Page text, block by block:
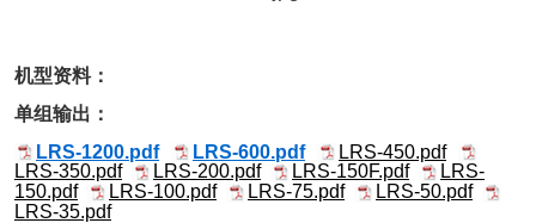
机型资料：
单组输出：
LRS-1200.pdf
LRS-600.pdf
LRS-450.pdf
LRS-350.pdf
LRS-200.pdf LRS-150F.pdf
LRS-
150.pdf
LRS-100.pdf LRS-75.pdf
LRS-50.pdf
LRS-35.pdf